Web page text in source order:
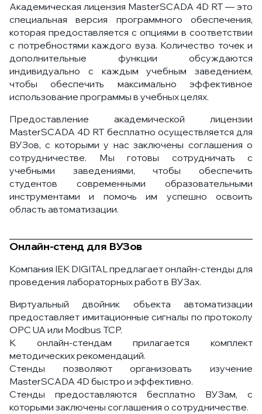
Академическая лицензия MasterSCADA 4D RT — это
специальная версия программного обеспечения,
которая предоставляется с опциями в соответствии
с потребностями каждого вуза. Количество точек и
дополнительные функции обсуждаются
индивидуально с каждым учебным заведением,
чтобы обеспечить максимально эффективное
использование программы в учебных целях.
Предоставление академической лицензии
MasterSCADA 4D RT бесплатно осуществляется для
ВУЗов, с которыми у нас заключены соглашения о
сотрудничестве. Мы готовы сотрудничать с
учебными заведениями, чтобы обеспечить
студентов современными образовательными
инструментами и помочь им успешно освоить
область автоматизации.
Онлайн-стенд для ВУЗов
Компания IEK DIGITAL предлагает онлайн-стенды для
проведения лабораторных работ в ВУЗах.
Виртуальный двойник объекта автоматизации
предоставляет имитационные сигналы по протоколу
OPC UA или Modbus TCP.
К онлайн-стендам прилагается комплект
методических рекомендаций.
Стенды позволяют организовать изучение
MasterSCADA 4D быстро и эффективно.
Стенды предоставляются бесплатно ВУЗам, с
которыми заключены соглашения о сотрудничестве.